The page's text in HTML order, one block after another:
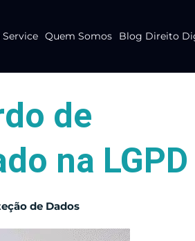
Service Quem Somos Blog Direito
de
na LGPD
de Dados